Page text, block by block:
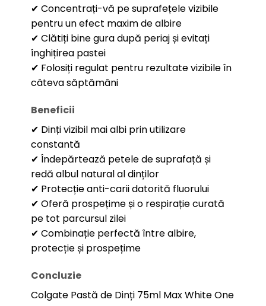
✔ Concentrați-vă pe suprafețele vizibile
pentru un efect maxim de albire
✔ Clătiți bine gura după periaj și evitați
înghițirea pastei
✔ Folosiți regulat pentru rezultate vizibile în
câteva săptămâni
Beneficii
✔ Dinți vizibil mai albi prin utilizare
constantă
✔ Îndepărtează petele de suprafață și
redă albul natural al dinților
✔ Protecție anti-carii datorită fluorului
✔ Oferă prospețime și o respirație curată
pe tot parcursul zilei
✔ Combinație perfectă între albire,
protecție și prospețime
Concluzie
Colgate Pastă de Dinți 75ml Max White One